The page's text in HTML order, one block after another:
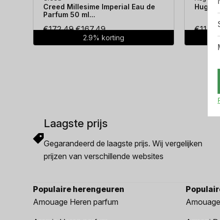
Creed Millesime Imperial Eau de
Parfum 50 ml...
€172.49Oorspronkelijke
prijs
€167.49Huidige
prijs
2.9% korting
Hugo
€
Laagste prijs
Gegarandeerd de laagste prijs. Wij vergelijken
prijzen van verschillende websites
Populaire herengeuren
Amouage Heren parfum